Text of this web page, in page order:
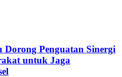
Penguatan Sinergi
untuk Jaga